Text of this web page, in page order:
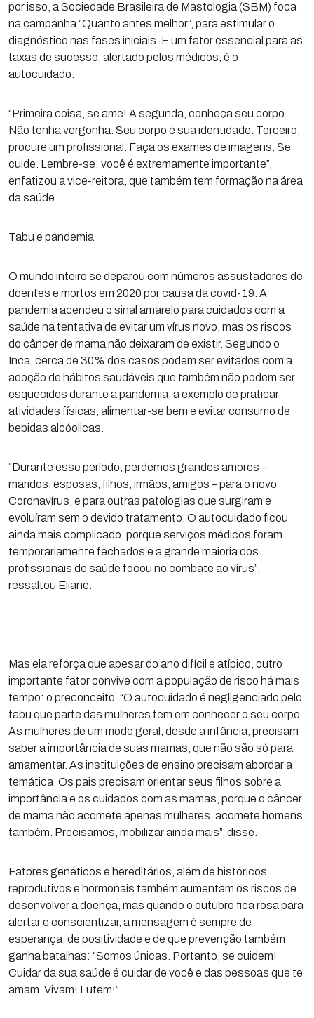
por isso, a Sociedade Brasileira de Mastologia (SBM) foca
na campanha “Quanto antes melhor”, para estimular o
diagnóstico nas fases iniciais. E um fator essencial para as
taxas de sucesso, alertado pelos médicos, é o
autocuidado.
“Primeira coisa, se ame! A segunda, conheça seu corpo.
Não tenha vergonha. Seu corpo é sua identidade. Terceiro,
procure um profissional. Faça os exames de imagens. Se
cuide. Lembre-se: você é extremamente importante”,
enfatizou a vice-reitora, que também tem formação na área
da saúde.
Tabu e pandemia
O mundo inteiro se deparou com números assustadores de
doentes e mortos em 2020 por causa da covid-19. A
pandemia acendeu o sinal amarelo para cuidados com a
saúde na tentativa de evitar um vírus novo, mas os riscos
do câncer de mama não deixaram de existir. Segundo o
Inca, cerca de 30% dos casos podem ser evitados com a
adoção de hábitos saudáveis que também não podem ser
esquecidos durante a pandemia, a exemplo de praticar
atividades físicas, alimentar-se bem e evitar consumo de
bebidas alcóolicas.
“Durante esse período, perdemos grandes amores –
maridos, esposas, filhos, irmãos, amigos – para o novo
Coronavírus, e para outras patologias que surgiram e
evoluíram sem o devido tratamento. O autocuidado ficou
ainda mais complicado, porque serviços médicos foram
temporariamente fechados e a grande maioria dos
profissionais de saúde focou no combate ao vírus”,
ressaltou Eliane.
Mas ela reforça que apesar do ano difícil e atípico, outro
importante fator convive com a população de risco há mais
tempo: o preconceito. “O autocuidado é negligenciado pelo
tabu que parte das mulheres tem em conhecer o seu corpo.
As mulheres de um modo geral, desde a infância, precisam
saber a importância de suas mamas, que não são só para
amamentar. As instituições de ensino precisam abordar a
temática. Os pais precisam orientar seus filhos sobre a
importância e os cuidados com as mamas, porque o câncer
de mama não acomete apenas mulheres, acomete homens
também. Precisamos, mobilizar ainda mais”, disse.
Fatores genéticos e hereditários, além de históricos
reprodutivos e hormonais também aumentam os riscos de
desenvolver a doença, mas quando o outubro fica rosa para
alertar e conscientizar, a mensagem é sempre de
esperança, de positividade e de que prevenção também
ganha batalhas: “Somos únicas. Portanto, se cuidem!
Cuidar da sua saúde é cuidar de você e das pessoas que te
amam. Vivam! Lutem!”.